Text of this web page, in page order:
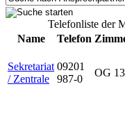
Telefonliste der
Name
Telefon
Sekretariat
/ Zentrale
09201
987-0
OG 13